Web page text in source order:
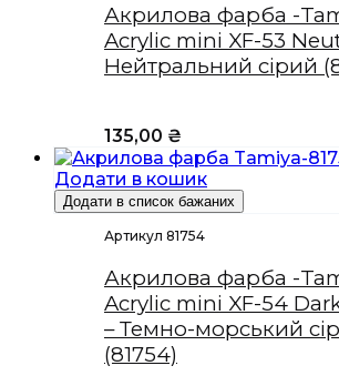
Акрилова фарба -
Acrylic mini XF-53
Нейтральний сірий
135,00 ₴
Додати в кошик
Додати в список бажаних
Артикул 81754
Акрилова фарба -
Acrylic mini XF-54
– Темно-морський
(81754)